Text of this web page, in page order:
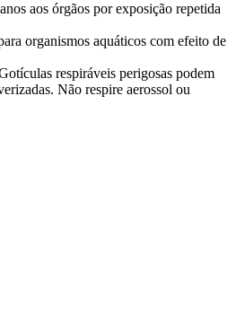
aos órgãos por exposição repetida
organismos aquáticos com efeito de
respiráveis perigosas podem
Não respire aerossol ou